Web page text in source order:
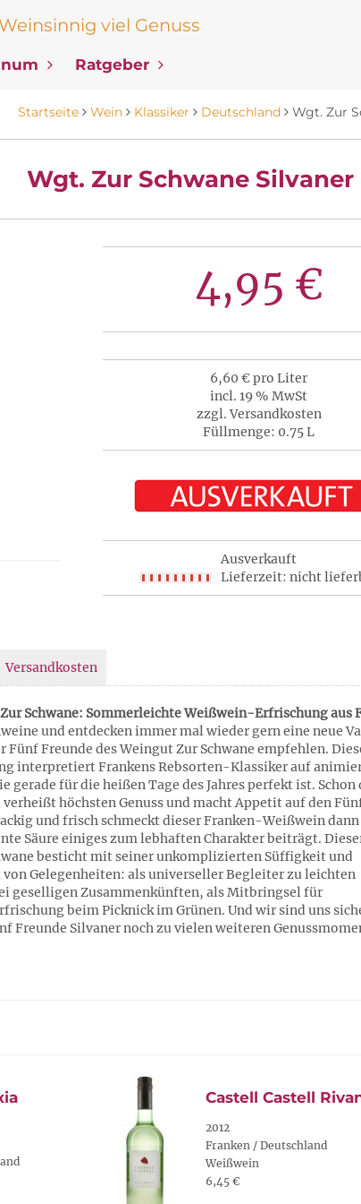
viel Genuss
Ratgeber
Startseite Wein Klassiker Deutschland Wgt. Zur
Wgt. Zur Schwane Silvaner
4,95 €
6,60 € pro Liter
incl. 19 % MwSt
zzgl. Versandkosten
Füllmenge: 0.75 L
Ausverkauft
Lieferzeit: nicht
Versandkosten
Schwane: Sommerleichte Weißwein-Erfrischung aus
und entdecken immer mal wieder gern eine neue
Freunde des Weingut Zur Schwane empfehlen.
interpretiert Frankens Rebsorten-Klassiker auf
gerade für die heißen Tage des Jahres perfekt ist. Schon
höchsten Genuss und macht Appetit auf den
und frisch schmeckt dieser Franken-Weißwein dann
Säure einiges zum lebhaften Charakter beiträgt.
besticht mit seiner unkomplizierten Süffigkeit und
Gelegenheiten: als universeller Begleiter zu leichten
geselligen Zusammenkünften, als Mitbringsel für
beim Picknick im Grünen. Und wir sind uns
Freunde Silvaner noch zu vielen weiteren
Castell Castell
2012
Franken / Deutschland
Weißwein
6,45 €